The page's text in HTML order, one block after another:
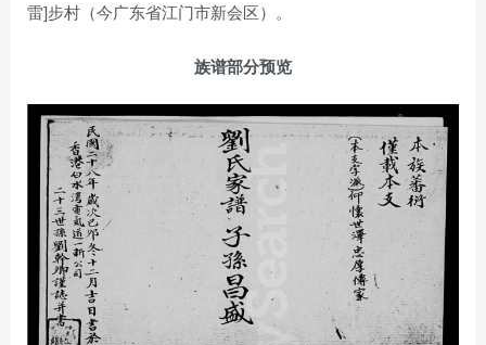
雷]步村（今广东省江门市新会区）。
族谱部分预览